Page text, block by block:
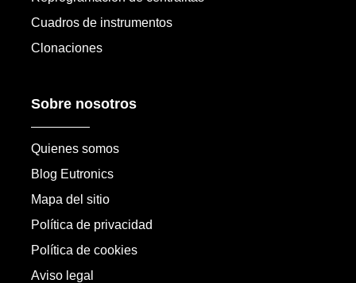
Cuadros de instrumentos
Clonaciones
Sobre nosotros
Quienes somos
Blog Eutronics
Mapa del sitio
Política de privacidad
Política de cookies
Aviso legal